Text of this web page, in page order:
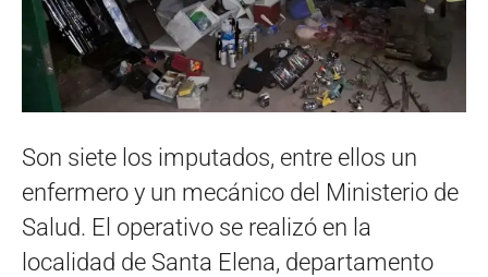
Son siete los imputados, entre ellos un
enfermero y un mecánico del Ministerio de
Salud. El operativo se realizó en la
localidad de Santa Elena, departamento